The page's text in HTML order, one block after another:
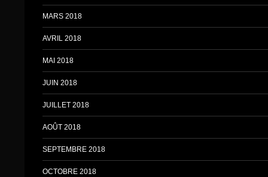
MARS 2018
AVRIL 2018
MAI 2018
JUIN 2018
JUILLET 2018
AOÛT 2018
SEPTEMBRE 2018
OCTOBRE 2018